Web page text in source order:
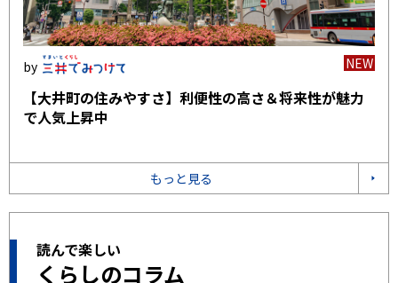
NEW
【大井町の住みやすさ】利便性の高さ＆将来性が魅力
で人気上昇中
もっと見る
読んで楽しい
くらしのコラム